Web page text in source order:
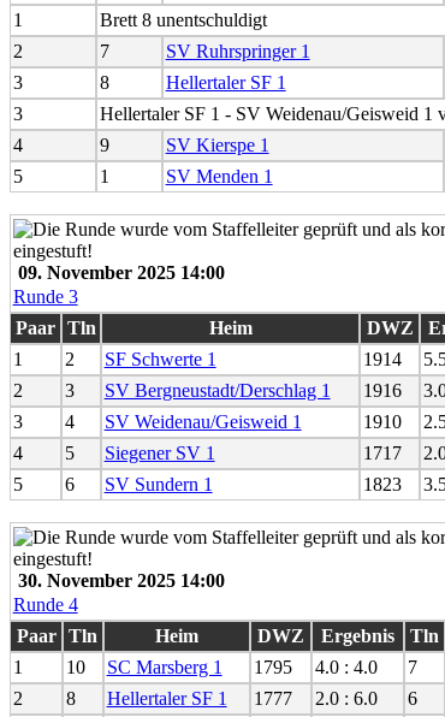
1
Brett 8 unentschuldigt
2
7 SV Ruhrspringer 1
3
8 Hellertaler SF 1
3
Hellertaler SF 1 - SV Weidenau/Geisweid 1
4
9 SV Kierspe 1
5
1 SV Menden 1
09. November 2025 14:00
Runde 3
Paar Tln Heim DWZ
1
2 SF Schwerte 1 1914
2
3 SV Bergneustadt/Derschlag 1 1916
3
4 SV Weidenau/Geisweid 1 1910
4
5 Siegener SV 1 1717
5
6 SV Sundern 1 1823
30. November 2025 14:00
Runde 4
Paar
Tln Heim DWZ Ergebnis Tln
1
10 SC Marsberg 1 1795 4.0 : 4.0 7
2
8 Hellertaler SF 1 1777 2.0 : 6.0 6